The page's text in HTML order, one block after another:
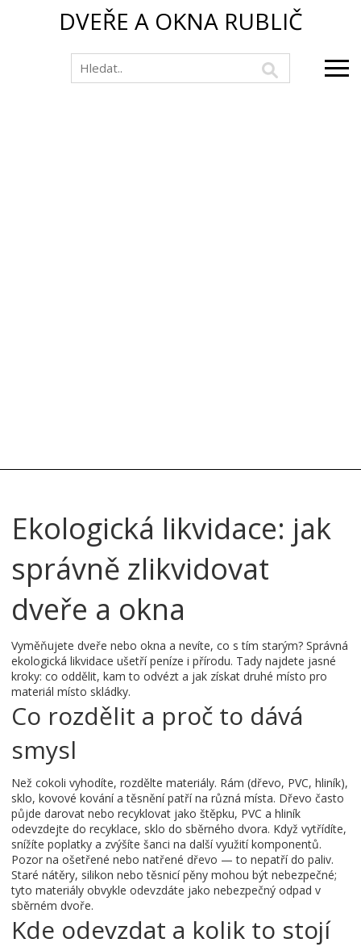
DVEŘE A OKNA RUBLIČ
Ekologická likvidace: jak
správně zlikvidovat
dveře a okna
Vyměňujete dveře nebo okna a nevíte, co s tím starým? Správná
ekologická likvidace ušetří peníze i přírodu. Tady najdete jasné
kroky: co oddělit, kam to odvézt a jak získat druhé místo pro
materiál místo skládky.
Co rozdělit a proč to dává
smysl
Než cokoli vyhodíte, rozdělte materiály. Rám (dřevo, PVC, hliník),
sklo, kovové kování a těsnění patří na různá místa. Dřevo často
půjde darovat nebo recyklovat jako štěpku, PVC a hliník
odevzdejte do recyklace, sklo do sběrného dvora. Když vytřídíte,
snížíte poplatky a zvýšíte šanci na další využití komponentů.
Pozor na ošetřené nebo natřené dřevo — to nepatří do paliv.
Staré nátěry, silikon nebo těsnicí pěny mohou být nebezpečné;
tyto materiály obvykle odevzdáte jako nebezpečný odpad v
sběrném dvoře.
Kde odevzdat a kolik to stojí